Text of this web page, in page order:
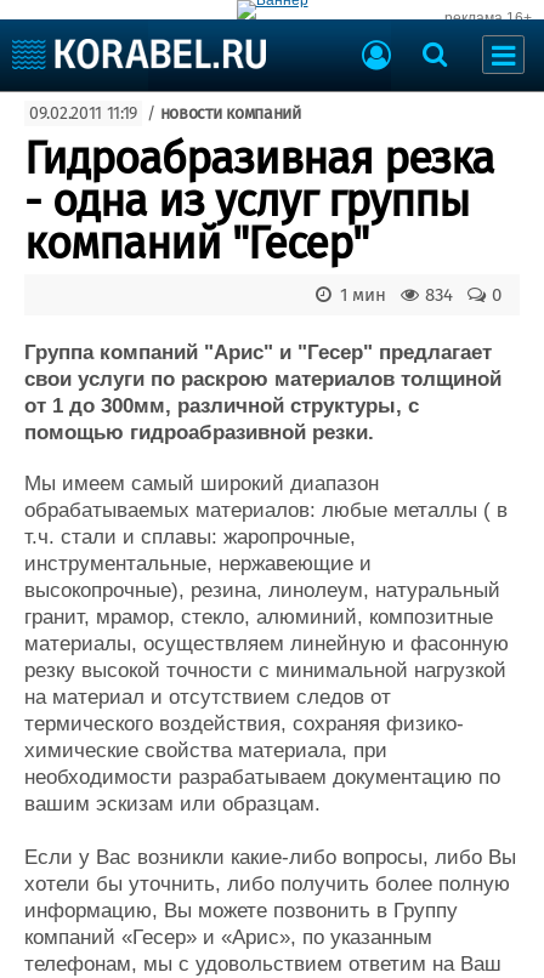
реклама 16+
Судоходство
Судоремонт
События
Пресс-релизы
Порты
Рыболовство
ВМФ
Судостроение
Пульс
Новости
Компании
Репутация
Работа
Крюинг
Журнал
Реклама
Торговая площадка
Доска объявлений
Продажа флота
Оборудование
Изделия
Материалы
Услуги
Конференции
Выставки и семинары
Личности
Словарь
Флот
Галерея флота
Форум
Отзывы
Все службы
09.02.2011 11:19 / новости компаний
Гидроабразивная резка
- одна из услуг группы
компаний "Гесер"
0
834
1 мин
Группа компаний "Арис" и "Гесер" предлагает
свои услуги по раскрою материалов толщиной
от 1 до 300мм, различной структуры, с
помощью гидроабразивной резки.
Мы имеем самый широкий диапазон
обрабатываемых материалов: любые металлы ( в
т.ч. стали и сплавы: жаропрочные,
инструментальные, нержавеющие и
высокопрочные), резина, линолеум, натуральный
гранит, мрамор, стекло, алюминий, композитные
материалы, осуществляем линейную и фасонную
резку высокой точности с минимальной нагрузкой
на материал и отсутствием следов от
термического воздействия, сохраняя физико-
химические свойства материала, при
необходимости разрабатываем документацию по
вашим эскизам или образцам.
Если у Вас возникли какие-либо вопросы, либо Вы
хотели бы уточнить, либо получить более полную
информацию, Вы можете позвонить в Группу
компаний «Гесер» и «Арис», по указанным
телефонам, мы с удовольствием ответим на Ваш